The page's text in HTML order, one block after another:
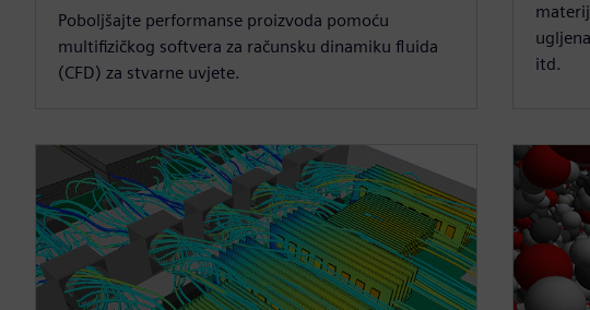
Poboljšajte performanse proizvoda pomoću
multifizičkog softvera za računsku dinamiku fluida
(CFD) za stvarne uvjete.
itd.